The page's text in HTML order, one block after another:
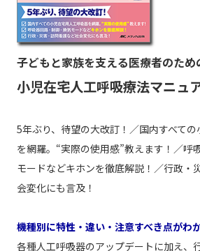
子どもと家族を支える医療者のため
小児在宅人工呼吸療法マニュ
5年ぶり、待望の大改訂！／国内すべて
を網羅。“実際の使用感”教えます！／呼
モードなどキホンを徹底解説！／行政・
会変化にも言及！
機種別に特性・違い・注意すべき点がわ
各種人工呼吸器のアップデートに加え、